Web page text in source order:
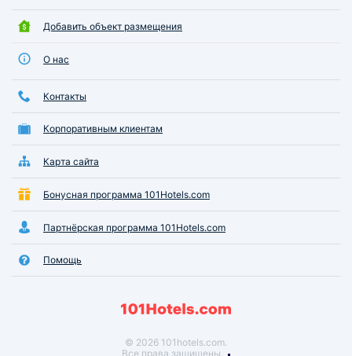
Добавить объект размещения
О нас
Контакты
Корпоративным клиентам
Карта сайта
Бонусная программа 101Hotels.com
Партнёрская программа 101Hotels.com
Помощь
© 2026 101hotels.com.
Все права защищены.